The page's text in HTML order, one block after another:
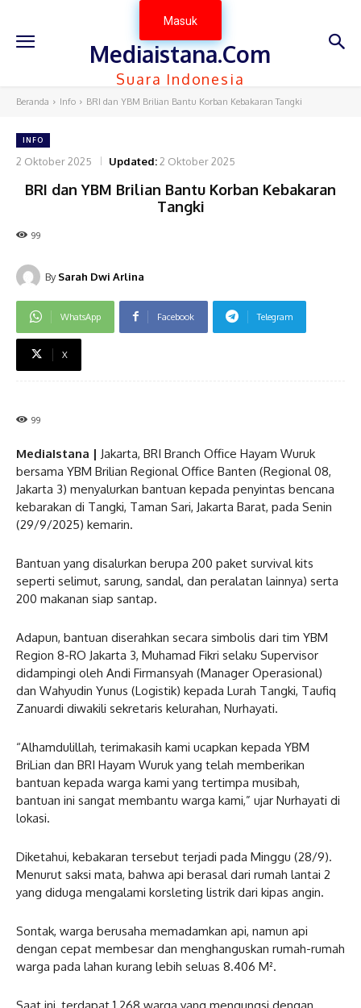
Masuk
Mediaistana.Com
Suara Indonesia
Beranda Info BRI dan YBM Brilian Bantu Korban Kebakaran Tangki
INFO
2 Oktober 2025 Updated:2 Oktober 2025
BRI dan YBM Brilian Bantu Korban Kebakaran
Tangki
99
By Sarah Dwi Arlina
WhatsApp Facebook Telegram
X
99
MediaIstana | Jakarta, BRI Branch Office Hayam Wuruk
bersama YBM Brilian Regional Office Banten (Regional 08,
Jakarta 3) menyalurkan bantuan kepada penyintas bencana
kebarakan di Tangki, Taman Sari, Jakarta Barat, pada Senin
(29/9/2025) kemarin.
Bantuan yang disalurkan berupa 200 paket survival kits
seperti selimut, sarung, sandal, dan peralatan lainnya) serta
200 makanan siap santap.
Adapun, bantuan diserahkan secara simbolis dari tim YBM
Region 8-RO Jakarta 3, Muhamad Fikri selaku Supervisor
didampingi oleh Andi Firmansyah (Manager Operasional)
dan Wahyudin Yunus (Logistik) kepada Lurah Tangki, Taufiq
Zanuardi diwakili sekretaris kelurahan, Nurhayati.
“Alhamdulillah, terimakasih kami ucapkan kepada YBM
BriLian dan BRI Hayam Wuruk yang telah memberikan
bantuan kepada warga kami yang tertimpa musibah,
bantuan ini sangat membantu warga kami,” ujar Nurhayati di
lokasi.
Diketahui, kebakaran tersebut terjadi pada Minggu (28/9).
Menurut saksi mata, bahwa api berasal dari rumah lantai 2
yang diduga mengalami korsleting listrik dari kipas angin.
Sontak, warga berusaha memadamkan api, namun api
dengan cepat membesar dan menghanguskan rumah-rumah
warga pada lahan kurang lebih seluas 8.406 M².
Saat ini, terdapat 1.268 warga yang mengungsi dengan